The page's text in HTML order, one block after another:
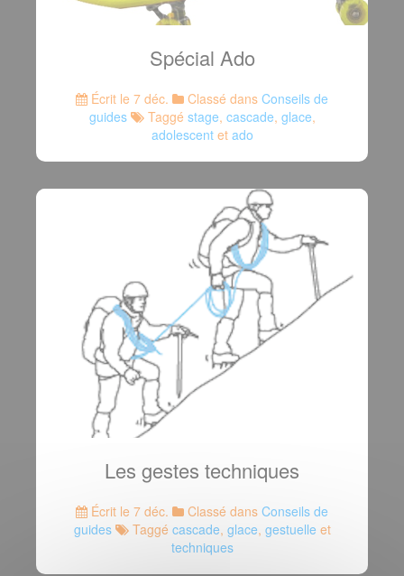
Spécial Ado
Écrit le 7 déc. Classé dans Conseils de
guides
Taggé stage, cascade, glace,
adolescentet ado
Les gestes techniques
Écrit le 7 déc. Classé dans Conseils de
guides
Taggé cascade, glace, gestuelle et
techniques